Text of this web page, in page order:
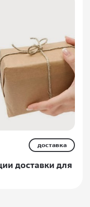
доставка
доставки для